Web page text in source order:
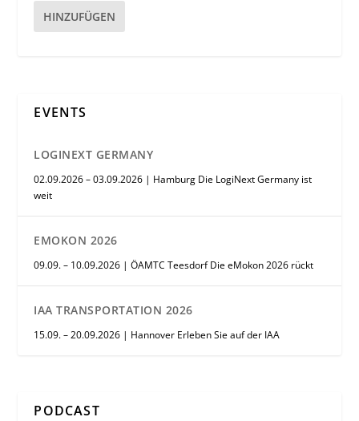
HINZUFÜGEN
EVENTS
LOGINEXT GERMANY
02.09.2026 – 03.09.2026 | Hamburg Die LogiNext Germany ist
weit
EMOKON 2026
09.09. – 10.09.2026 | ÖAMTC Teesdorf Die eMokon 2026 rückt
IAA TRANSPORTATION 2026
15.09. – 20.09.2026 | Hannover Erleben Sie auf der IAA
PODCAST